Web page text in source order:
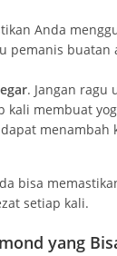
Anda
pemanis buatan
. Jangan ragu
kali membuat
bisa
setiap kali.
yang